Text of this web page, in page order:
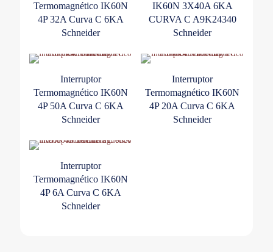
Termomagnético IK60N
4P 32A Curva C 6KA
Schneider
IK60N 3X40A 6KA
CURVA C A9K24340
Schneider
Interruptor
Termomagnético IK60N
4P 50A Curva C 6KA
Schneider
Interruptor
Termomagnético IK60N
4P 20A Curva C 6KA
Schneider
Interruptor
Termomagnético IK60N
4P 6A Curva C 6KA
Schneider